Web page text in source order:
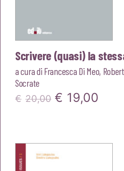
Scrivere (quasi) la
a cura di Francesca Di Meo,
Socrate
€ 20,00 Il
era:
€ 19,00